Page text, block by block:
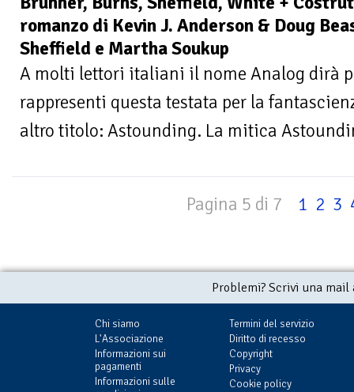
romanzo di Kevin J. Anderson & Doug
Sheffield e Martha Soukup
A molti lettori italiani il nome Analog dirà
rappresenti questa testata per la
altro titolo: Astounding. La mitica
Pagina 5 di 7 1 2 3
Problemi? Scrivi una
Chi siamo
L'Associazione
Informazioni sui
pagamenti
Informazioni sulle
Termini del servizio
Diritto di recesso
Copyright
Privacy
Cookie policy